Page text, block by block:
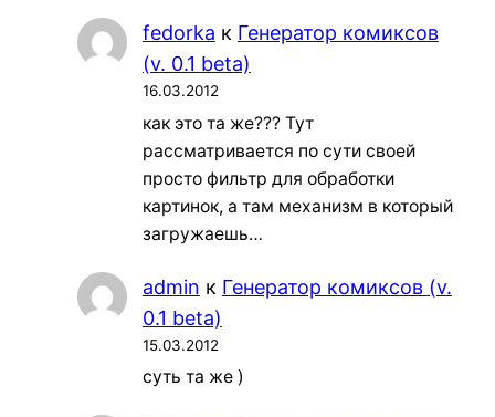
fedorka к Генератор комиксов
(v. 0.1 beta)
16.03.2012
как это та же??? Тут
рассматривается по сути своей
просто фильтр для обработки
картинок, а там механизм в который
загружаешь…
admin к Генератор комиксов (v.
0.1 beta)
15.03.2012
суть та же )